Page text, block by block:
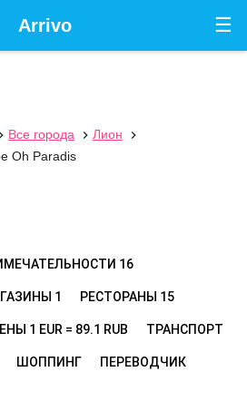
☰
Arrivo
 Все города  Лион

Oh Paradis
16
1 РЕСТОРАНЫ 15
1 EUR = 89.1 RUB ТРАНСПОРТ
ШОППИНГ ПЕРЕВОДЧИК